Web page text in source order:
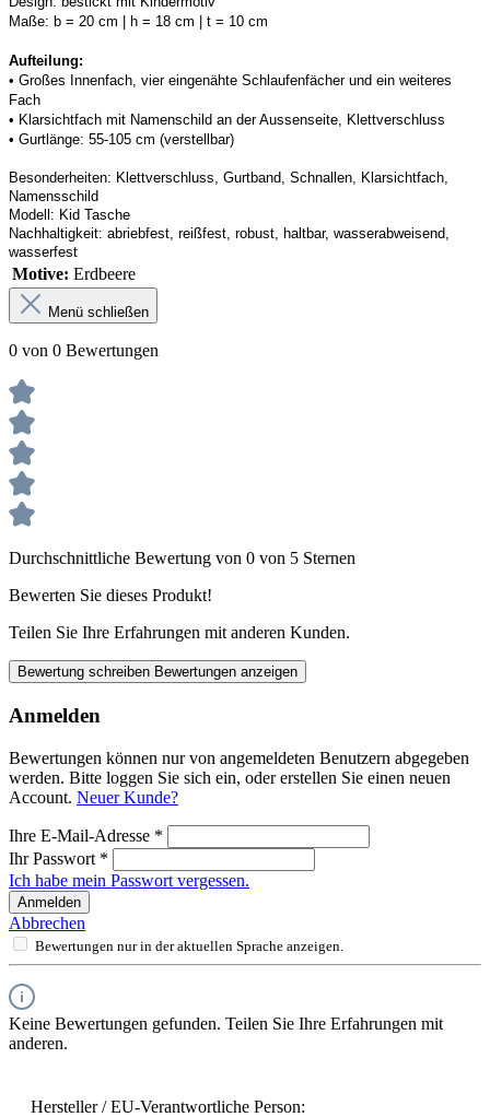
Maße: b = 20 cm | h = 18 cm | t = 10 cm
Aufteilung:
• Großes Innenfach, vier eingenähte Schlaufenfächer und ein weiteres
Fach
• Klarsichtfach mit Namenschild an der Aussenseite, Klettverschluss
• Gurtlänge: 55-105 cm (verstellbar)
Besonderheiten: Klettverschluss, Gurtband, Schnallen, Klarsichtfach,
Namensschild
Modell: Kid Tasche
Nachhaltigkeit: abriebfest, reißfest, robust, haltbar, wasserabweisend,
wasserfest
Motive: Erdbeere
Menü schließen
0 von 0 Bewertungen
Durchschnittliche Bewertung von 0 von 5 Sternen
Bewerten Sie dieses Produkt!
Teilen Sie Ihre Erfahrungen mit anderen Kunden.
Bewertung schreiben Bewertungen anzeigen
Anmelden
Bewertungen können nur von angemeldeten Benutzern abgegeben
werden. Bitte loggen Sie sich ein, oder erstellen Sie einen neuen
Account. Neuer Kunde?
Ihre E-Mail-Adresse *
Ihr Passwort *
Ich habe mein Passwort vergessen.
Anmelden
Abbrechen
Bewertungen nur in der aktuellen Sprache anzeigen.
Keine Bewertungen gefunden. Teilen Sie Ihre Erfahrungen mit
anderen.
Hersteller / EU-Verantwortliche Person: